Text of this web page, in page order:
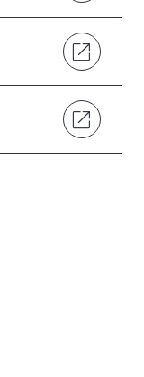
open_in_new
open_in_new